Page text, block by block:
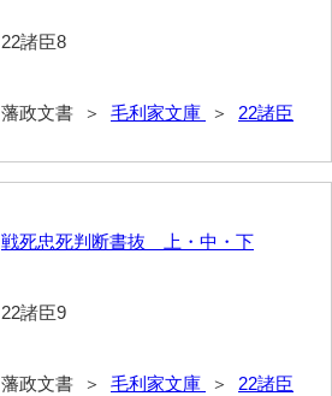
22諸臣8
藩政文書 ＞ 毛利家文庫 ＞ 22諸臣
戦死忠死判断書抜 上・中・下
22諸臣9
藩政文書 ＞ 毛利家文庫 ＞ 22諸臣